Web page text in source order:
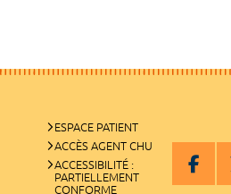
ESPACE PATIENT
ACCÈS AGENT CHU
ACCESSIBILITÉ :
PARTIELLEMENT
CONFORME